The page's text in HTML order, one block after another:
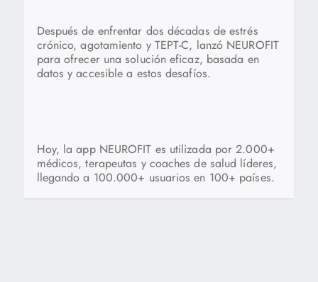
Después de enfrentar dos décadas de estrés
crónico, agotamiento y TEPT-C, lanzó NEUROFIT
para ofrecer una solución eficaz, basada en
datos y accesible a estos desafíos.
Hoy, la app NEUROFIT es utilizada por 2.000+
médicos, terapeutas y coaches de salud líderes,
llegando a 100.000+ usuarios en 100+ países.